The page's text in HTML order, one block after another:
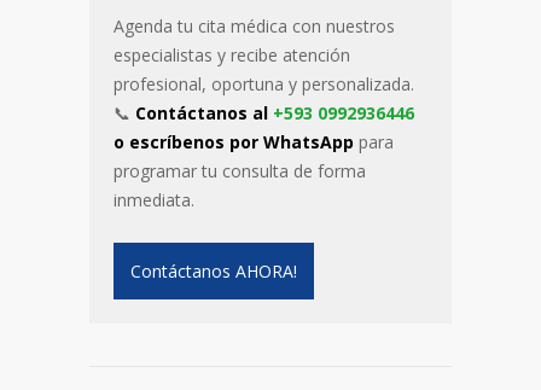
Agenda tu cita médica con nuestros
especialistas y recibe atención
profesional, oportuna y personalizada.
📞 Contáctanos al +593 0992936446
o escríbenos por WhatsApp para
programar tu consulta de forma
inmediata.
Contáctanos AHORA!